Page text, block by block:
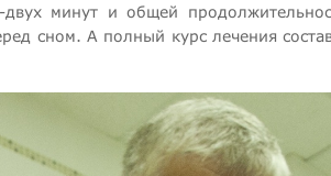
минут и общей
сном. А полный курс лечения